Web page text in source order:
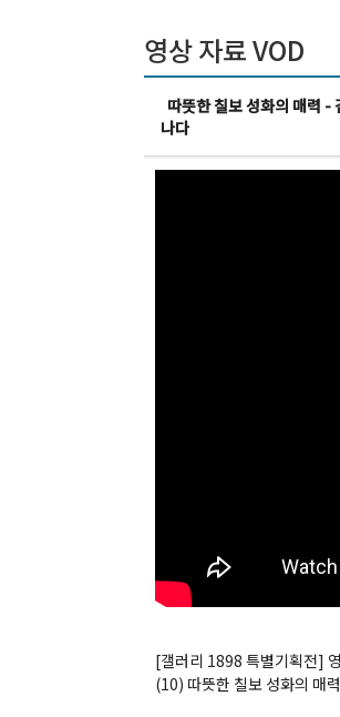
영상 자료 VOD
따뜻한 칠보 성화의 매력
나다
[갤러리 1898 특별기획전]
(10) 따뜻한 칠보 성화의 매